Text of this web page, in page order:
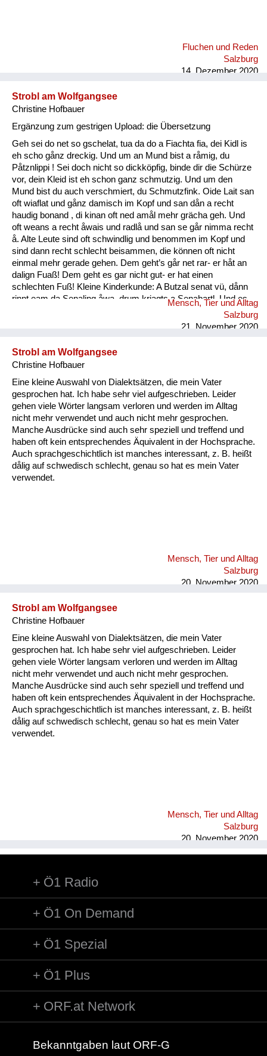
Fluchen und Reden
Salzburg
14. Dezember 2020
Strobl am Wolfgangsee
Christine Hofbauer
Ergänzung zum gestrigen Upload: die Übersetzung
Geh sei do net so gschelat, tua da do a Fiachta fia, dei Kidl is
eh scho gånz dreckig. Und um an Mund bist a råmig, du
Påtznlippi ! Sei doch nicht so dickköpfig, binde dir die Schürze
vor, dein Kleid ist eh schon ganz schmutzig. Und um den
Mund bist du auch verschmiert, du Schmutzfink. Oide Lait san
oft wiaflat und gånz damisch im Kopf und san dån a recht
haudig bonand , di kinan oft ned amål mehr grächa geh. Und
oft weans a recht åwais und radlå und san se går nimma recht
å. Alte Leute sind oft schwindlig und benommen im Kopf und
sind dann recht schlecht beisammen, die können oft nicht
einmal mehr gerade gehen. Dem geht’s går net rar- er håt an
dalign Fuaß! Dem geht es gar nicht gut- er hat einen
schlechten Fuß! Kleine Kinderkunde: A Butzal senat vü, dånn
rinnt eam da Senaling åwa, drum kriagts a Senabartl. Und es
is a oft råmig um an Mund. Ein Baby speichelt viel, dann rinnt
Mensch, Tier und Alltag
Salzburg
21. November 2020
Strobl am Wolfgangsee
Christine Hofbauer
Eine kleine Auswahl von Dialektsätzen, die mein Vater
gesprochen hat. Ich habe sehr viel aufgeschrieben. Leider
gehen viele Wörter langsam verloren und werden im Alltag
nicht mehr verwendet und auch nicht mehr gesprochen.
Manche Ausdrücke sind auch sehr speziell und treffend und
haben oft kein entsprechendes Äquivalent in der Hochsprache.
Auch sprachgeschichtlich ist manches interessant, z. B. heißt
dålig auf schwedisch schlecht, genau so hat es mein Vater
verwendet.
Mensch, Tier und Alltag
Salzburg
20. November 2020
Strobl am Wolfgangsee
Christine Hofbauer
Eine kleine Auswahl von Dialektsätzen, die mein Vater
gesprochen hat. Ich habe sehr viel aufgeschrieben. Leider
gehen viele Wörter langsam verloren und werden im Alltag
nicht mehr verwendet und auch nicht mehr gesprochen.
Manche Ausdrücke sind auch sehr speziell und treffend und
haben oft kein entsprechendes Äquivalent in der Hochsprache.
Auch sprachgeschichtlich ist manches interessant, z. B. heißt
dålig auf schwedisch schlecht, genau so hat es mein Vater
verwendet.
Mensch, Tier und Alltag
Salzburg
20. November 2020
Ö1 Radio
Ö1 On Demand
Ö1 Spezial
Ö1 Plus
ORF.at Network
Bekanntgaben laut ORF-G